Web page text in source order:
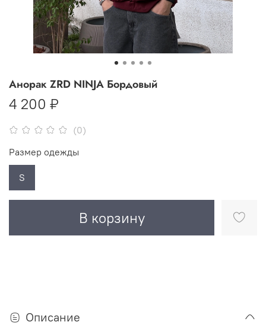
(0)
Aнорак ZRD NINJA Бордовый
4 200 ₽
В корзину
Размер одежды
S
Описание